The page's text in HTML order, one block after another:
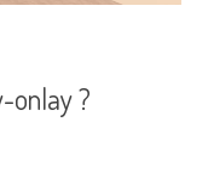
onlay ?